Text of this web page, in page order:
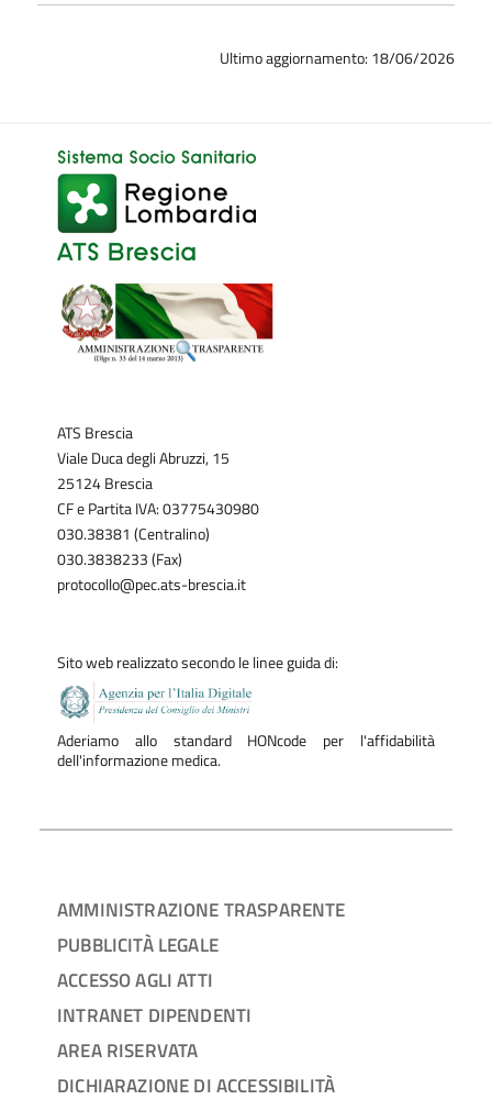
Ultimo aggiornamento: 18/06/2026
ATS Brescia
Viale Duca degli Abruzzi, 15
25124 Brescia
CF e Partita IVA: 03775430980
030.38381 (Centralino)
030.3838233 (Fax)
protocollo@pec.ats-brescia.it
Sito web realizzato secondo le linee guida di:
Aderiamo allo standard HONcode per l'affidabilità
dell'informazione medica.
AMMINISTRAZIONE TRASPARENTE
PUBBLICITÀ LEGALE
ACCESSO AGLI ATTI
INTRANET DIPENDENTI
AREA RISERVATA
DICHIARAZIONE DI ACCESSIBILITÀ